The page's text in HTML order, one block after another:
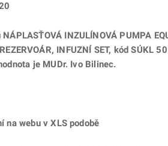
INZULÍNOVÁ PUMPA
INFUZNÍ SET, kód
je MUDr. Ivo Bilinec.
na webu v XLS podobě